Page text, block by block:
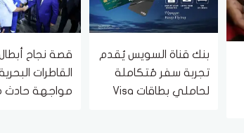
بنك قناة السويس يُقدم
تجربة سفر مُتكاملة
لحاملي بطاقات Visa
قصة نجاح
القاطرات
مواجهة حادث